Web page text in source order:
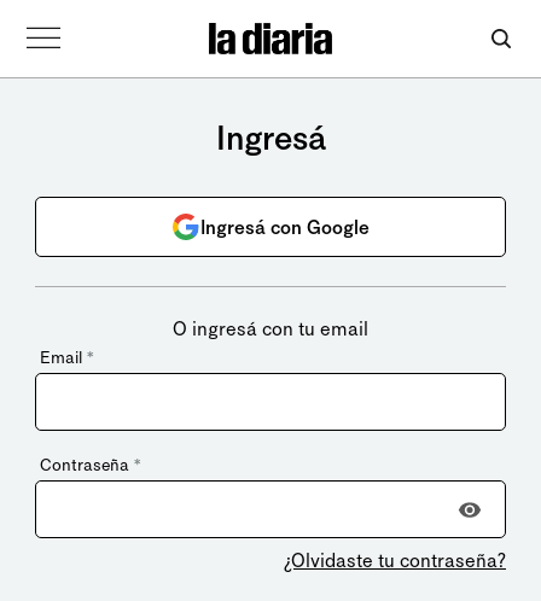
Ingresá
Ingresá con Google
O ingresá con tu email
Email *
Contraseña *
¿Olvidaste tu contraseña?